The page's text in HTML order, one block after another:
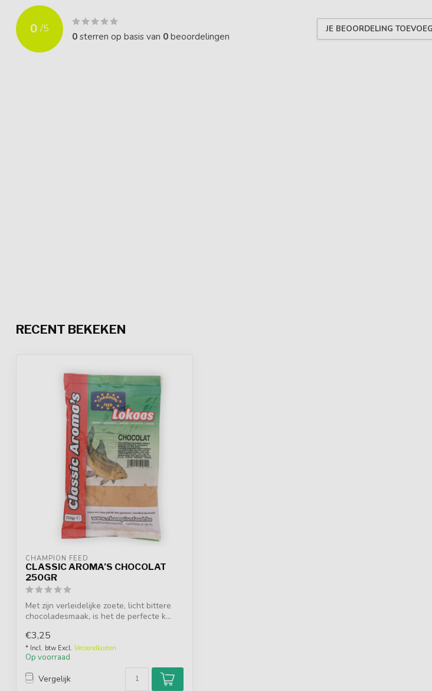
0 /5
0sterren op basis van 0beoordelingen
JE BEOORDELING
RECENT BEKEKEN
CHAMPION FEED
CLASSIC AROMA’S CHOCOLAT
250GR
Met zijn verleidelijke zoete, licht bittere
chocoladesmaak, is het de perfecte k...
€3,25
* Incl. btw Excl. Verzendkosten
Op voorraad
Vergelijk